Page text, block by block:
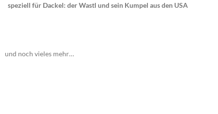
speziell für Dackel: der Wastl und sein Kumpel aus den USA
und noch vieles mehr…